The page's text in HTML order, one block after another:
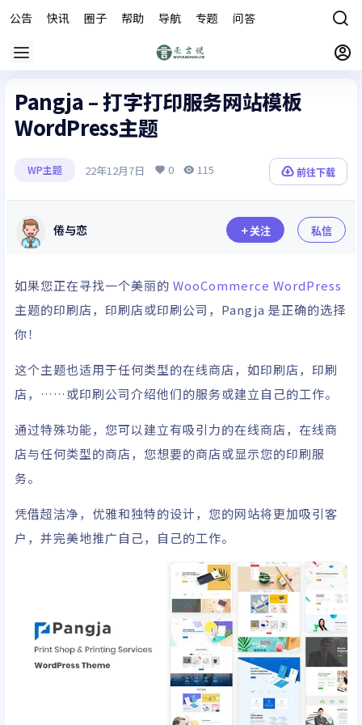
公告 快讯 圈子 帮助 导航 专题 问答
Pangja – 打字打印服务网站模板
WordPress主题
WP主题 22年12月7日 0 115 前往下载
倦与恋 关注 私信
如果您正在寻找一个美丽的 WooCommerce WordPress
主题的印刷店，印刷店或印刷公司，Pangja 是正确的选择
你！
这个主题也适用于任何类型的在线商店，如印刷店，印刷
店，……或印刷公司介绍他们的服务或建立自己的工作。
通过特殊功能，您可以建立有吸引力的在线商店，在线商
店与任何类型的商店，您想要的商店或显示您的印刷服
务。
凭借超洁净，优雅和独特的设计，您的网站将更加吸引客
户，并完美地推广自己，自己的工作。